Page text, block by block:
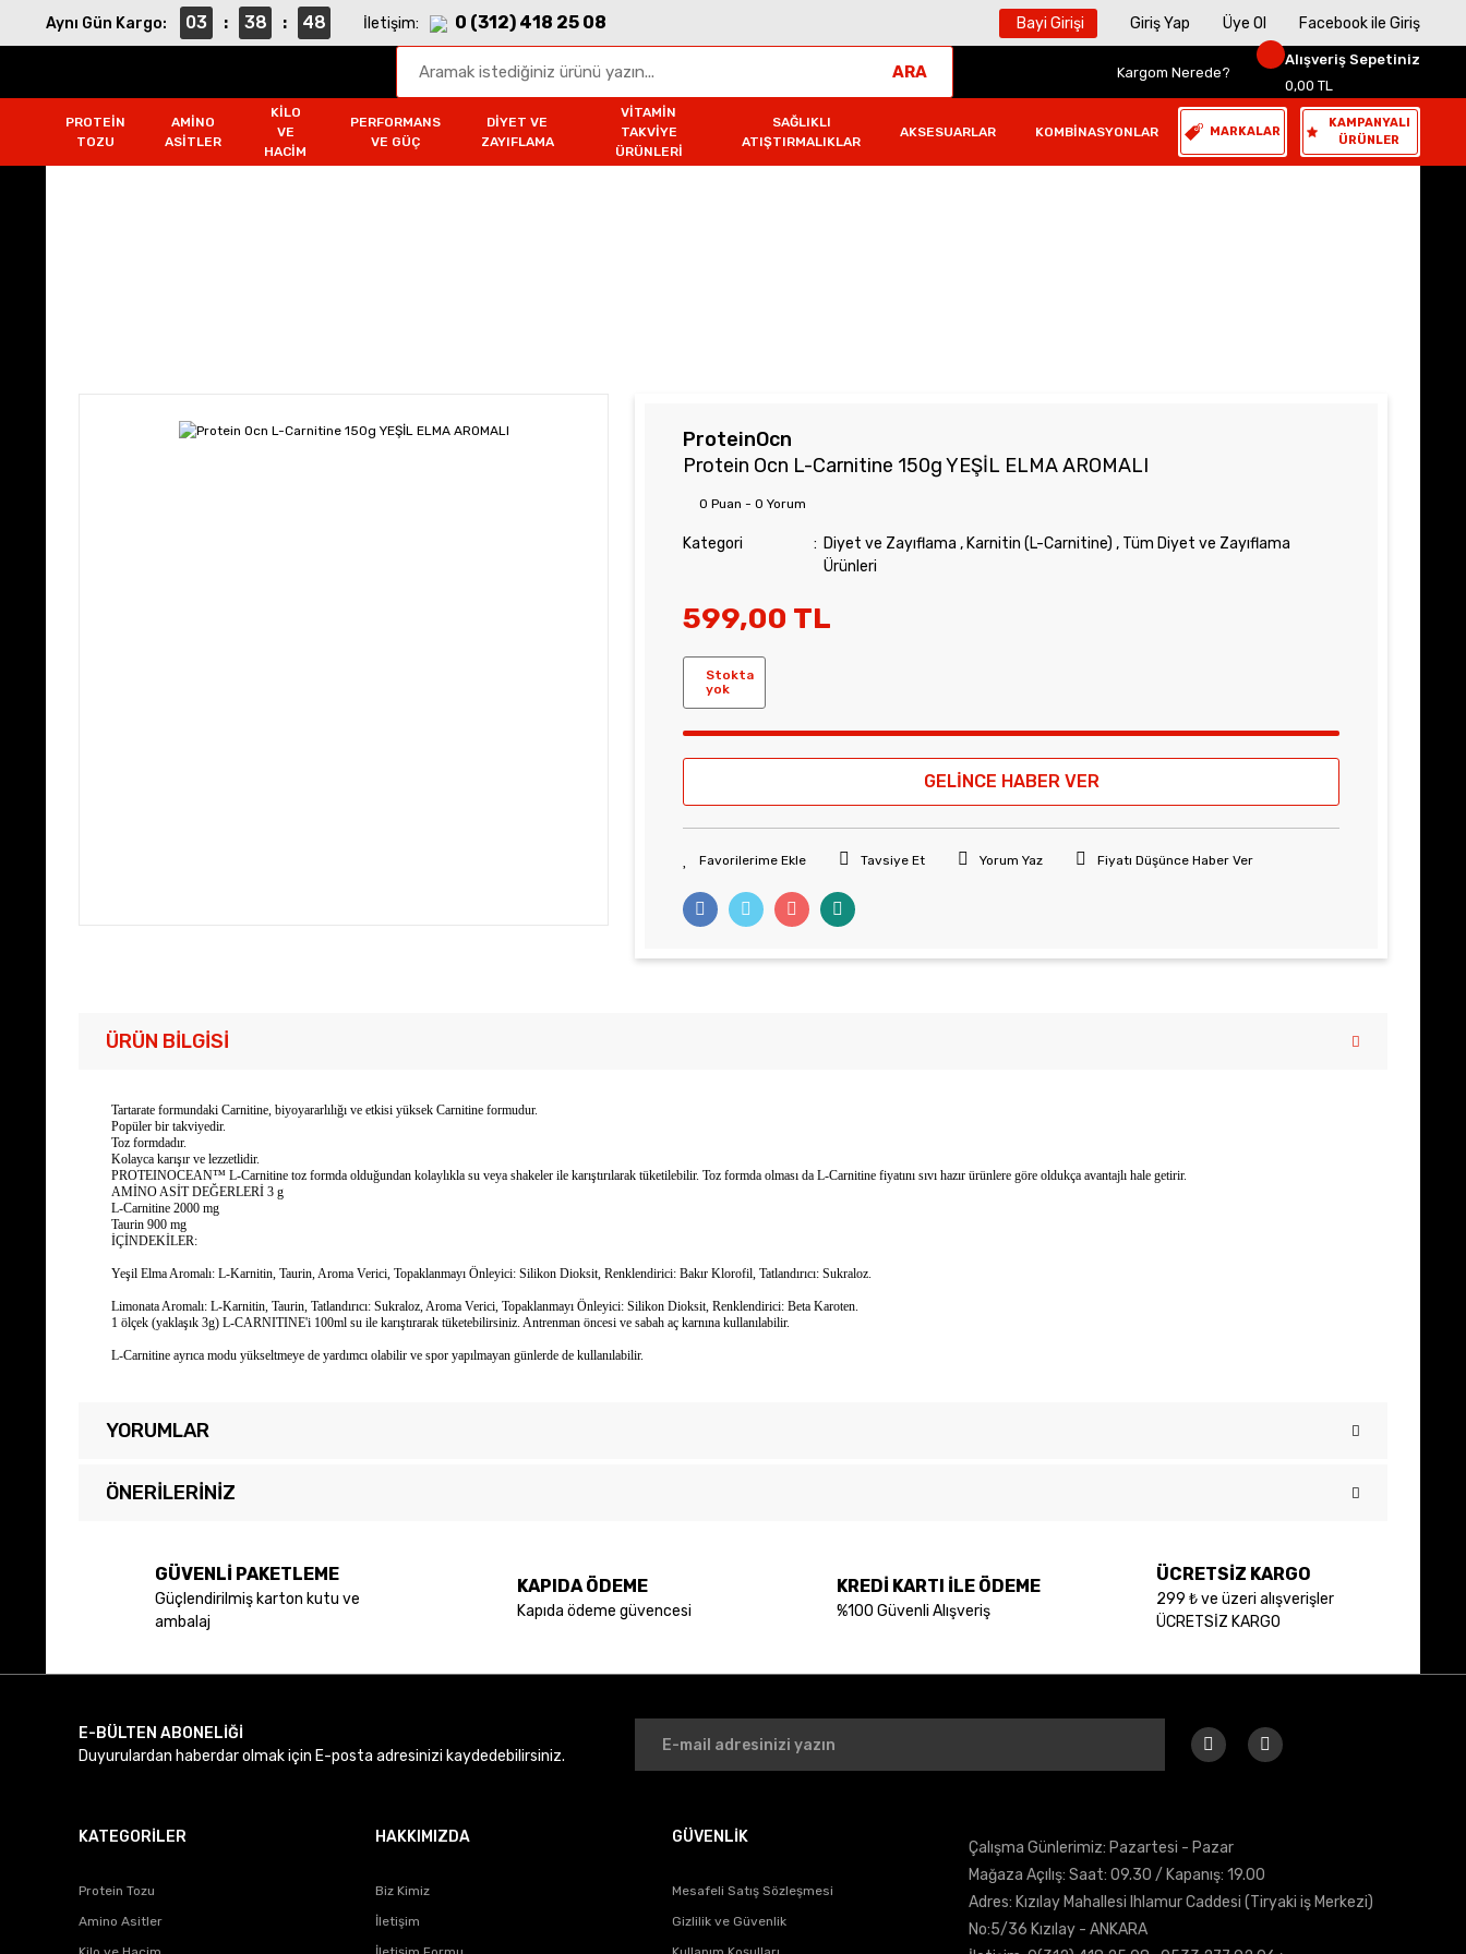
Aynı Gün Kargo: 03 : 38 : 48 İletişim: 0 (312) 418 25 08 Bayi Girişi Giriş Yap Üye Ol Facebook ile Giriş
ARA Kargom Nerede?
Alışveriş Sepetiniz
0,00 TL
PROTEIN
TOZU
AMINO
ASITLER
KILO
VE
HACIM
PERFORMANS
VE GÜÇ
DIYET VE
ZAYIFLAMA
VITAMIN
TAKVIYE
ÜRÜNLERI
SAĞLIKLI
ATIŞTIRMALIKLAR
AKSESUARLAR KOMBINASYONLAR MARKALAR
KAMPANYALI
ÜRÜNLER
ProteinOcn
Protein Ocn L-Carnitine 150g YEŞİL ELMA AROMALI
0 Puan - 0 Yorum
Kategori Diyet ve Zayıflama , Karnitin (L-Carnitine) , Tüm Diyet ve Zayıflama
Ürünleri
599,00 TL
Stokta
yok
GELİNCE HABER VER
Tavsiye Et Yorum Yaz Fiyatı Düşünce Haber Ver
ÜRÜN BILGISI
Tartarate formundaki Carnitine, biyoyararlılığı ve etkisi yüksek Carnitine formudur.
Popüler bir takviyedir.
Toz formdadır.
Kolayca karışır ve lezzetlidir.
PROTEINOCEAN™ L-Carnitine toz formda olduğundan kolaylıkla su veya shakeler ile karıştırılarak tüketilebilir. Toz formda olması da L-Carnitine fiyatını sıvı hazır ürünlere göre oldukça avantajlı hale getirir.
AMİNO ASİT DEĞERLERİ 3 g
L-Carnitine 2000 mg
Taurin 900 mg
İÇİNDEKİLER:
Yeşil Elma Aromalı: L-Karnitin, Taurin, Aroma Verici, Topaklanmayı Önleyici: Silikon Dioksit, Renklendirici: Bakır Klorofil, Tatlandırıcı: Sukraloz.
Limonata Aromalı: L-Karnitin, Taurin, Tatlandırıcı: Sukraloz, Aroma Verici, Topaklanmayı Önleyici: Silikon Dioksit, Renklendirici: Beta Karoten.
1 ölçek (yaklaşık 3g) L-CARNITINE'i 100ml su ile karıştırarak tüketebilirsiniz. Antrenman öncesi ve sabah aç karnına kullanılabilir.
L-Carnitine ayrıca modu yükseltmeye de yardımcı olabilir ve spor yapılmayan günlerde de kullanılabilir.
YORUMLAR
ÖNERILERINIZ
Ürün resmi kalitesiz, bozuk veya görüntülenemiyor.
Bu ürüne benzer farklı alternatifler olmalı.
GÜVENLİ PAKETLEME
Güçlendirilmiş karton kutu ve
ambalaj
KAPIDA ÖDEME
Kapıda ödeme güvencesi
KREDİ KARTI İLE ÖDEME
%100 Güvenli Alışveriş
ÜCRETSİZ KARGO
299 ₺ ve üzeri alışverişler
ÜCRETSİZ KARGO
E-BÜLTEN ABONELİĞİ
Duyurulardan haberdar olmak için E-posta adresinizi kaydedebilirsiniz.
KATEGORİLER
Protein Tozu
Amino Asitler
HAKKIMIZDA
Biz Kimiz
İletişim
GÜVENLİK
Mesafeli Satış Sözleşmesi
Gizlilik ve Güvenlik
Çalışma Günlerimiz: Pazartesi - Pazar
Mağaza Açılış: Saat: 09.30 / Kapanış: 19.00
Adres: Kızılay Mahallesi Ihlamur Caddesi (Tiryaki iş Merkezi)
No:5/36 Kızılay - ANKARA